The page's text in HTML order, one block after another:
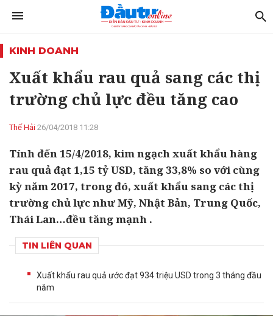
KINH DOANH
Xuất khẩu rau quả sang các thị
trường chủ lực đều tăng cao
Thế Hải 26/04/2018 11:28
Tính đến 15/4/2018, kim ngạch xuất khẩu hàng
rau quả đạt 1,15 tỷ USD, tăng 33,8% so với cùng
kỳ năm 2017, trong đó, xuất khẩu sang các thị
trường chủ lực như Mỹ, Nhật Bản, Trung Quốc,
Thái Lan…đều tăng mạnh .
TIN LIÊN QUAN
Xuất khẩu rau quả ước đạt 934 triệu USD trong 3 tháng đầu
năm